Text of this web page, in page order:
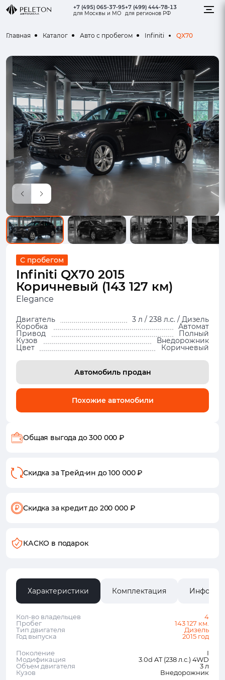
+7 (495) 065-37-95
для Москвы и МО
+7 (499) 444-78-13
для регионов РФ
Главная Каталог Авто с пробегом Infiniti QX70
С пробегом
Infiniti QX70 2015
Коричневый (143 127 км)
Elegance
Двигатель 3 л / 238 л.с. / Дизель
Коробка Автомат
Привод Полный
Кузов Внедорожник
Цвет Коричневый
Автомобиль продан
Похожие автомобили
Общая выгода до 300 000 ₽
Скидка за Трейд-ин до 100 000 ₽
Скидка за кредитдо 200 000 ₽
КАСКО в подарок
Характеристики Комплектация
Кол-во владельцев
4
Пробег
143 127 км.
Тип двигателя
Дизель
Год выпуска
2015 год
Поколение
I
Модификация
3.0d AT (238 л.с.) 4WD
Объем двигателя
3 л
Кузов
Внедорожник